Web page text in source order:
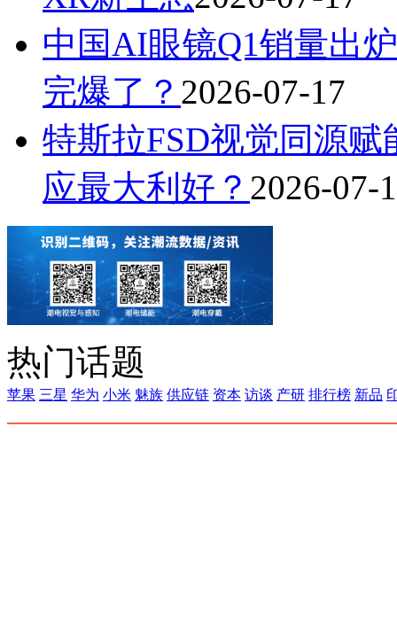
中国AI眼镜Q1销量出
完爆了？ 2026-07-17
特斯拉FSD视觉同源
应最大利好？ 2026-07-
热门话题
苹果 三星 华为 小米 魅族 供应链 资本 访谈 产研 排行榜 新品